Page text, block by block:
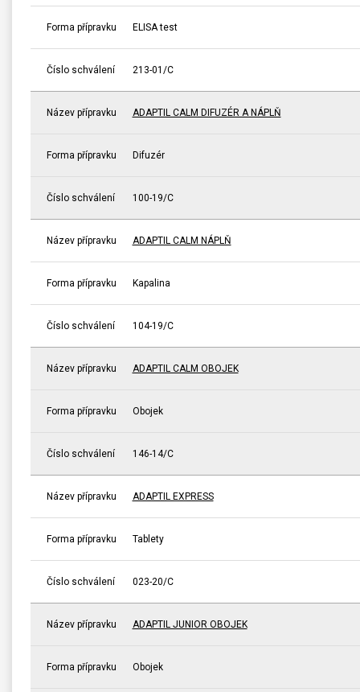
Forma přípravku ELISA test
Číslo schválení 213-01/C
Název přípravku ADAPTIL CALM DIFUZÉR A NÁPLŇ
Forma přípravku Difuzér
Číslo schválení 100-19/C
Název přípravku ADAPTIL CALM NÁPLŇ
Forma přípravku Kapalina
Číslo schválení 104-19/C
Název přípravku ADAPTIL CALM OBOJEK
Forma přípravku Obojek
Číslo schválení 146-14/C
Název přípravku ADAPTIL EXPRESS
Forma přípravku Tablety
Číslo schválení 023-20/C
Název přípravku ADAPTIL JUNIOR OBOJEK
Forma přípravku Obojek